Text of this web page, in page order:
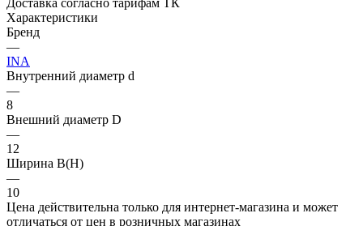
Характеристики
Бренд
—
INA
Внутренний диаметр d
—
8
Внешний диаметр D
—
12
Ширина B(H)
—
10
Цена действительна только для интернет-магазина и может
отличаться от цен в розничных магазинах